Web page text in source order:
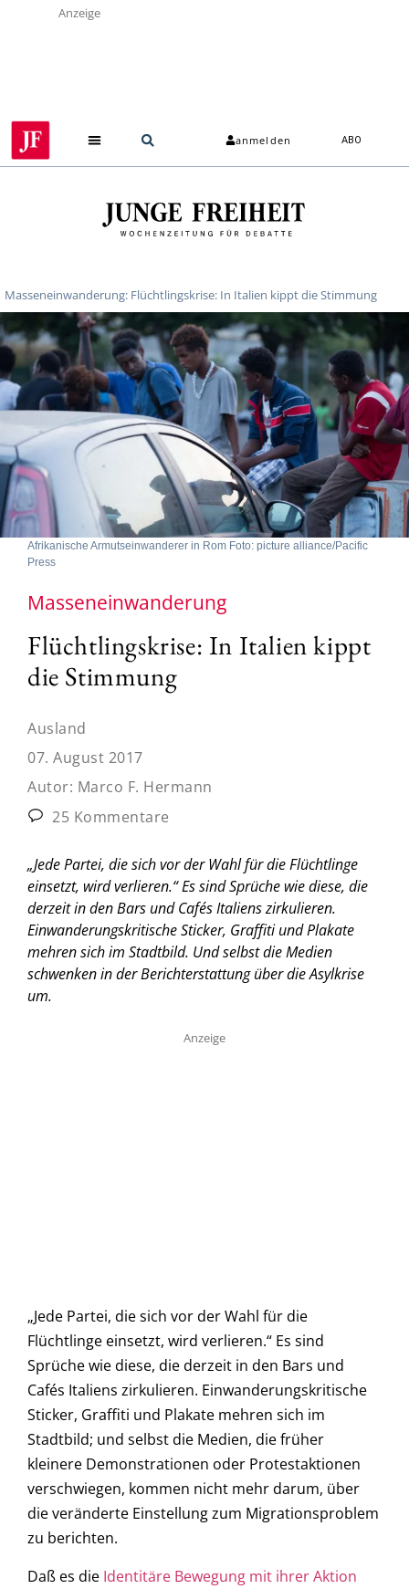
Anzeige
anmelden ABO
Masseneinwanderung: Flüchtlingskrise: In Italien kippt die Stimmung
Afrikanische Armutseinwanderer in Rom Foto: picture alliance/Pacific
Press
Masseneinwanderung
Flüchtlingskrise: In Italien kippt
die Stimmung
Ausland
07. August 2017
Autor: Marco F. Hermann
25 Kommentare
„Jede Partei, die sich vor der Wahl für die Flüchtlinge
einsetzt, wird verlieren.“ Es sind Sprüche wie diese, die
derzeit in den Bars und Cafés Italiens zirkulieren.
Einwanderungskritische Sticker, Graffiti und Plakate
mehren sich im Stadtbild. Und selbst die Medien
schwenken in der Berichterstattung über die Asylkrise
um.
Anzeige
„Jede Partei, die sich vor der Wahl für die
Flüchtlinge einsetzt, wird verlieren.“ Es sind
Sprüche wie diese, die derzeit in den Bars und
Cafés Italiens zirkulieren. Einwanderungskritische
Sticker, Graffiti und Plakate mehren sich im
Stadtbild; und selbst die Medien, die früher
kleinere Demonstrationen oder Protestaktionen
verschwiegen, kommen nicht mehr darum, über
die veränderte Einstellung zum Migrationsproblem
zu berichten.
Daß es die Identitäre Bewegung mit ihrer Aktion